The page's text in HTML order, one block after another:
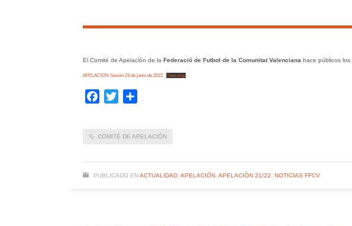
El Comité de Apelación de la Federació de Futbol de la Comunitat Valenciana hace públicos los
APELACION Sesión 23 de junio de 2022 Descarga
Facebook
Twitter
COMITÉ DE APELACIÓN
PUBLICADO EN ACTUALIDAD, APELACIÓN, APELACIÓN 21/22 NOTICIAS FFCV